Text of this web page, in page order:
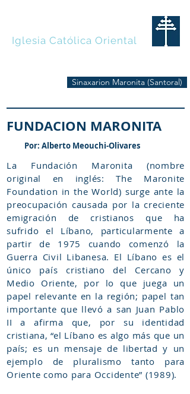
Iglesia Católica Oriental
Sinaxarion Maronita (Santoral)
FUNDACION MARONITA
Por: Alberto Meouchi-Olivares
La Fundación Maronita (nombre
original en inglés: The Maronite
Foundation in the World) surge ante la
preocupación causada por la creciente
emigración de cristianos que ha
sufrido el Líbano, particularmente a
partir de 1975 cuando comenzó la
Guerra Civil Libanesa. El Líbano es el
único país cristiano del Cercano y
Medio Oriente, por lo que juega un
papel relevante en la región; papel tan
importante que llevó a san Juan Pablo
II a afirma que, por su identidad
cristiana, “el Líbano es algo más que un
país; es un mensaje de libertad y un
ejemplo de pluralismo tanto para
Oriente como para Occidente” (1989).